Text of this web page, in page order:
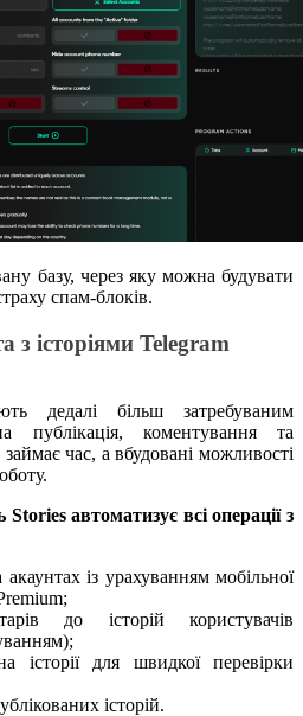
базу, через яку можна будувати
спам-блоків.
з історіями Telegram
дедалі більш затребуваним
публікація, коментування та
займає час, а вбудовані можливості
автоматизує всі операції з
акаунтах із урахуванням мобільної
до історій користувачів
історії для швидкої перевірки
історій.